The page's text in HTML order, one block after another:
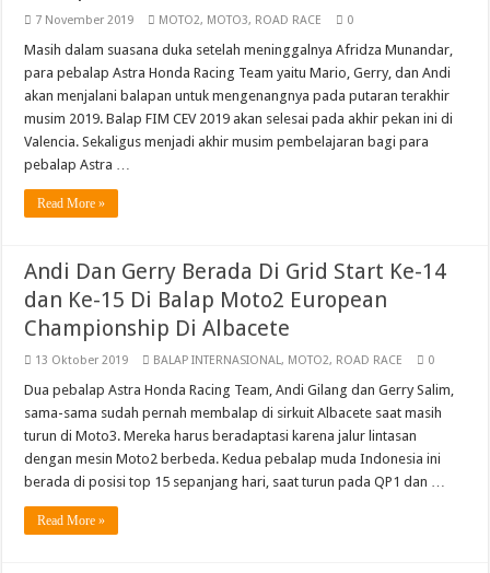
7 November 2019 MOTO2, MOTO3, ROAD RACE 0
Masih dalam suasana duka setelah meninggalnya Afridza Munandar,
para pebalap Astra Honda Racing Team yaitu Mario, Gerry, dan Andi
akan menjalani balapan untuk mengenangnya pada putaran terakhir
musim 2019. Balap FIM CEV 2019 akan selesai pada akhir pekan ini di
Valencia. Sekaligus menjadi akhir musim pembelajaran bagi para
pebalap Astra …
Read More »
Andi Dan Gerry Berada Di Grid Start Ke-14
dan Ke-15 Di Balap Moto2 European
Championship Di Albacete
13 Oktober 2019 BALAP INTERNASIONAL, MOTO2, ROAD RACE 0
Dua pebalap Astra Honda Racing Team, Andi Gilang dan Gerry Salim,
sama-sama sudah pernah membalap di sirkuit Albacete saat masih
turun di Moto3. Mereka harus beradaptasi karena jalur lintasan
dengan mesin Moto2 berbeda. Kedua pebalap muda Indonesia ini
berada di posisi top 15 sepanjang hari, saat turun pada QP1 dan …
Read More »